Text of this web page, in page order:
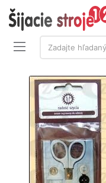
Vyhľadávanie:
Zadajte